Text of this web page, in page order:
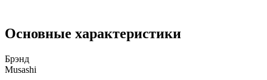
Основные характеристики
Брэнд
Musashi